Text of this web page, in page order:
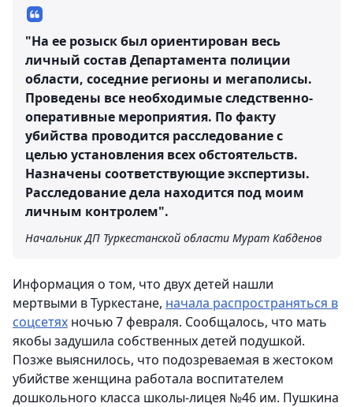
"На ее розыск был ориентирован весь
личный состав Департамента полиции
области, соседние регионы и мегаполисы.
Проведены все необходимые следственно-
оперативные мероприятия. По факту
убийства проводится расследование с
целью установления всех обстоятельств.
Назначены соответствующие экспертизы.
Расследование дела находится под моим
личным контролем".
Начальник ДП Туркестанской области Мурат Кабденов
Информация о том, что двух детей нашли
мертвыми в Туркестане, начала распространяться в
соцсетях ночью 7 февраля. Сообщалось, что мать
якобы задушила собственных детей подушкой.
Позже выяснилось, что подозреваемая в жестоком
убийстве женщина работала воспитателем
дошкольного класса школы-лицея №46 им. Пушкина